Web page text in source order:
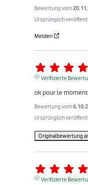
Bewertung vom
Ursprünglich
Melden
Verifizierte
ok pour le moment
Bewertung vom
Ursprünglich
Originalbewertung
Verifizierte